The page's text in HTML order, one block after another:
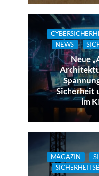
NEWS
Neue
Sicherheit
im
MAGAZIN